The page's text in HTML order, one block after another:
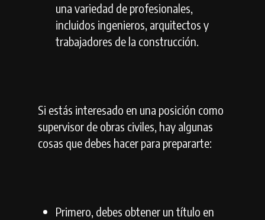
una variedad de profesionales,
incluidos ingenieros, arquitectos y
trabajadores de la construcción.
Si estás interesado en una posición como
supervisor de obras civiles, hay algunas
cosas que debes hacer para prepararte:
Primero, debes obtener un título en